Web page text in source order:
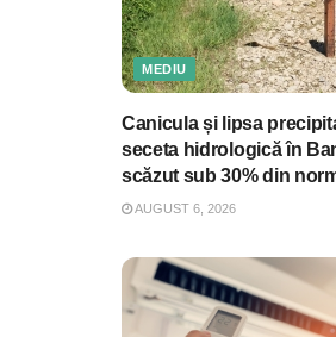
MEDIU
Canicula și lipsa
seceta hidrologică în
scăzut sub 30% din
AUGUST 6, 2026